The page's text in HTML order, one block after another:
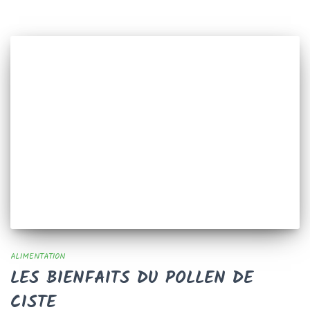
ALIMENTATION
LES BIENFAITS DU POLLEN DE
CISTE